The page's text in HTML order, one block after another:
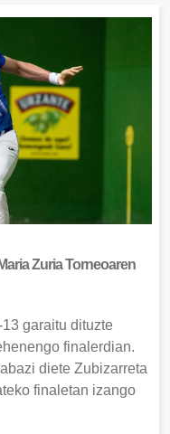
Zuria Torneoaren
garaitu dituzte
finalerdian.
diete Zubizarreta
finaletan izango